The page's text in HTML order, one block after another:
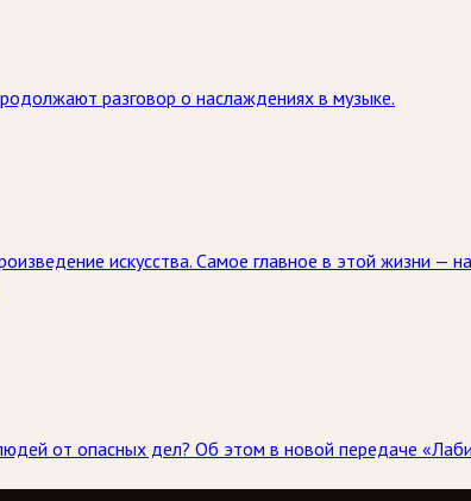
разговор о наслаждениях в музыке.
искусства. Самое главное в этой жизни —
от опасных дел? Об этом в новой передаче